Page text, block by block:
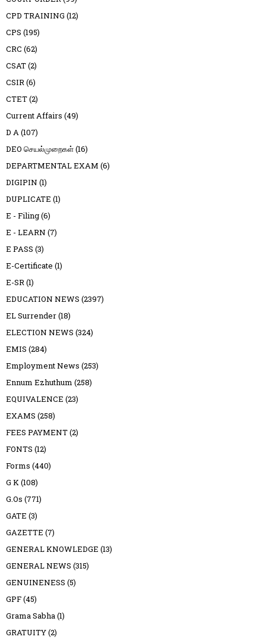
CPD TRAINING (12)
CPS (195)
CRC (62)
CSAT(2)
CSIR(6)
CTET(2)
Current Affairs (49)
D A(107)
DEO செயல்முறைகள்(16)
DEPARTMENTAL EXAM (6)
DIGIPIN (1)
DUPLICATE (1)
E - Filing(6)
E - LEARN (7)
E PASS (3)
E-Certificate (1)
E-SR(1)
EDUCATION NEWS (2397)
EL Surrender(18)
ELECTION NEWS (324)
EMIS (284)
Employment News (253)
Ennum Ezhuthum (258)
EQUIVALENCE (23)
EXAMS (258)
FEES PAYMENT(2)
FONTS (12)
Forms (440)
G K(108)
G.Os (771)
GATE (3)
GAZETTE (7)
GENERAL KNOWLEDGE (13)
GENERAL NEWS (315)
GENUINENESS (5)
GPF(45)
Grama Sabha(1)
GRATUITY(2)